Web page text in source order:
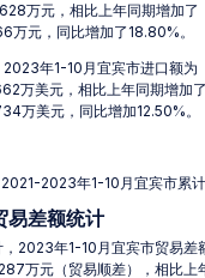
万元，相比上年同期增加了
万元，同比增加了18.80%。
2023年1-10月宜宾市进口额为
万美元，相比上年同期增加了
万美元，同比增加12.50%。
2021-2023年1-10月宜宾市累计
易差额统计
，2023年1-10月宜宾市贸易差
万元（贸易顺差），相比上